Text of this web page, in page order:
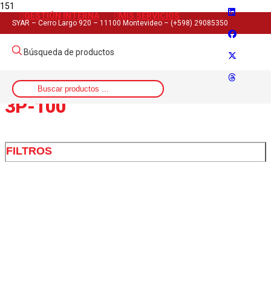
SYAR – Cerro Largo 920 – 11100 Montevideo – (+598) 29085350
GESTIÓN INTERNA MIS SERVICIOS
Búsqueda de productos
Inicio
>
Artículo del producto
>
3P-100
FILTROS